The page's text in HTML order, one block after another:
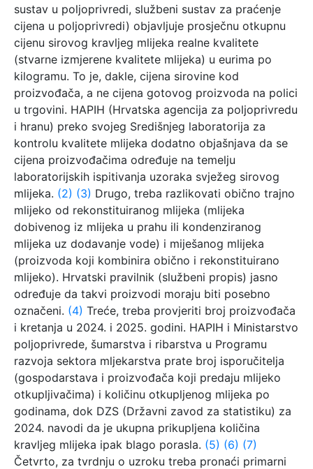
sustav u poljoprivredi, službeni sustav za praćenje
cijena u poljoprivredi) objavljuje prosječnu otkupnu
cijenu sirovog kravljeg mlijeka realne kvalitete
(stvarne izmjerene kvalitete mlijeka) u eurima po
kilogramu. To je, dakle, cijena sirovine kod
proizvođača, a ne cijena gotovog proizvoda na polici
u trgovini. HAPIH (Hrvatska agencija za poljoprivredu
i hranu) preko svojeg Središnjeg laboratorija za
kontrolu kvalitete mlijeka dodatno objašnjava da se
cijena proizvođačima određuje na temelju
laboratorijskih ispitivanja uzoraka svježeg sirovog
mlijeka. (2) (3) Drugo, treba razlikovati obično trajno
mlijeko od rekonstituiranog mlijeka (mlijeka
dobivenog iz mlijeka u prahu ili kondenziranog
mlijeka uz dodavanje vode) i miješanog mlijeka
(proizvoda koji kombinira obično i rekonstituirano
mlijeko). Hrvatski pravilnik (službeni propis) jasno
određuje da takvi proizvodi moraju biti posebno
označeni. (4) Treće, treba provjeriti broj proizvođača
i kretanja u 2024. i 2025. godini. HAPIH i Ministarstvo
poljoprivrede, šumarstva i ribarstva u Programu
razvoja sektora mljekarstva prate broj isporučitelja
(gospodarstava i proizvođača koji predaju mlijeko
otkupljivačima) i količinu otkupljenog mlijeka po
godinama, dok DZS (Državni zavod za statistiku) za
2024. navodi da je ukupna prikupljena količina
kravljeg mlijeka ipak blago porasla. (5) (6) (7)
Četvrto, za tvrdnju o uzroku treba pronaći primarni